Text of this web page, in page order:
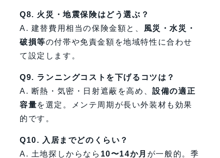
Q8. 火災・地震保険はどう選ぶ？
A. 建替費用相当の保険金額と、 風災・水災・
破損等の付帯や免責金額を地域特性に合わせ
て設定します。
Q9. ランニングコストを下げるコツは？
A. 断熱・気密・日射遮蔽を高め、設備の適正
容量を選定。メンテ周期が長い外装材も効果
的です。
Q10. 入居までどのくらい？
A. 土地探しからなら 10〜14か月 が一般的。季